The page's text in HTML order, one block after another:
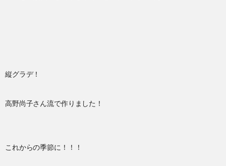
縦グラデ！
高野尚子さん流で作りました！
これからの季節に！！！